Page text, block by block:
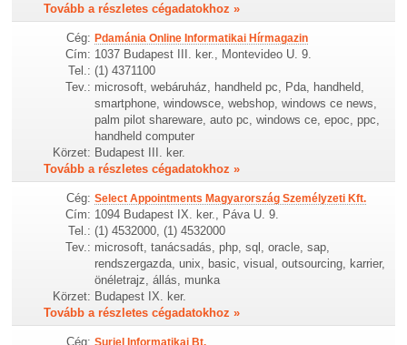
Tovább a részletes cégadatokhoz »
Cég: Pdamánia Online Informatikai Hírmagazin
Cím: 1037 Budapest III. ker., Montevideo U. 9.
Tel.: (1) 4371100
Tev.: microsoft, webáruház, handheld pc, Pda, handheld,
smartphone, windowsce, webshop, windows ce news,
palm pilot shareware, auto pc, windows ce, epoc, ppc,
handheld computer
Körzet: Budapest III. ker.
Tovább a részletes cégadatokhoz »
Cég: Select Appointments Magyarország Személyzeti Kft.
Cím: 1094 Budapest IX. ker., Páva U. 9.
Tel.: (1) 4532000, (1) 4532000
Tev.: microsoft, tanácsadás, php, sql, oracle, sap,
rendszergazda, unix, basic, visual, outsourcing, karrier,
önéletrajz, állás, munka
Körzet: Budapest IX. ker.
Tovább a részletes cégadatokhoz »
Cég: Suriel Informatikai Bt.